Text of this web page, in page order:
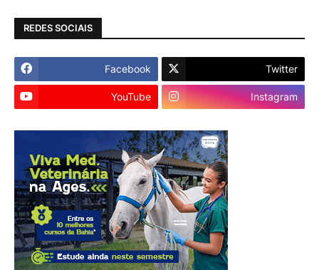
REDES SOCIAIS
Facebook Twitter
YouTube Instagram